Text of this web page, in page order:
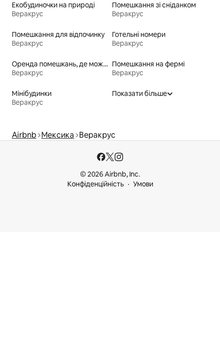
Екобудиночки на природі
Веракрус
Помешкання зі сніданком
Веракрус
Помешкання для відпочинку
Веракрус
Готельні номери
Веракрус
Оренда помешкань, де можна перебувати з домашніми тваринами
Веракрус
Помешкання на фермі
Веракрус
Мінібудинки
Веракрус
Показати більше
Airbnb Мексика Веракрус
© 2026 Airbnb, Inc.
Конфіденційність
Умови